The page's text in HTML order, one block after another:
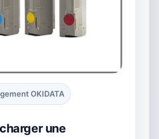
OKIDATA
une